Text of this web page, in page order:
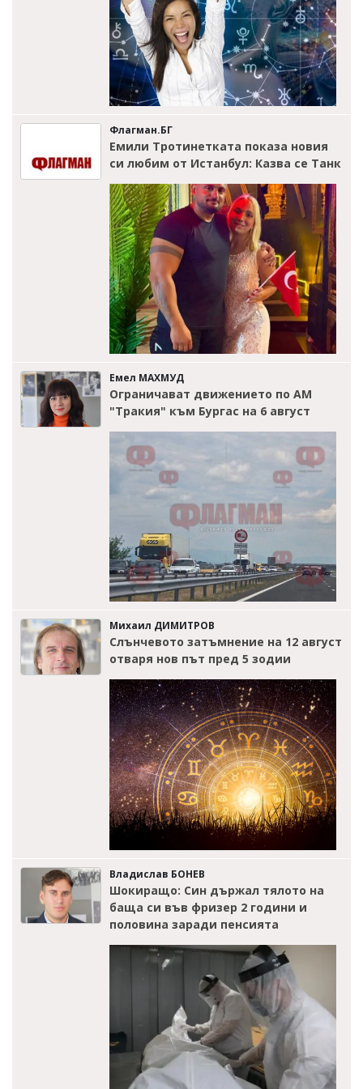
Флагман.БГ
Емили Тротинетката показа новия
си любим от Истанбул: Казва се Танк
Емел МАХМУД
Ограничават движението по АМ
"Тракия" към Бургас на 6 август
Михаил ДИМИТРОВ
Слънчевото затъмнение на 12 август
отваря нов път пред 5 зодии
Владислав БОНЕВ
Шокиращо: Син държал тялото на
баща си във фризер 2 години и
половина заради пенсията